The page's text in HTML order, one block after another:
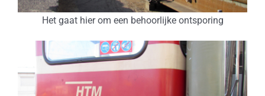
Het gaat hier om een behoorlijke ontsporing